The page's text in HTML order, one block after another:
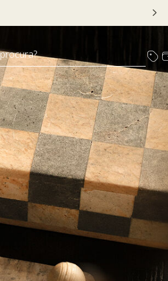
*Válido por tempo limitado, em itens